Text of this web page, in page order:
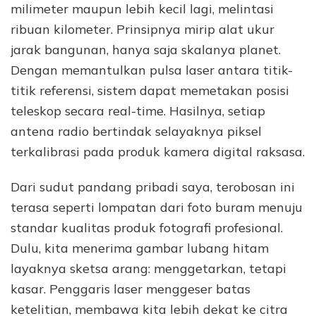
milimeter maupun lebih kecil lagi, melintasi
ribuan kilometer. Prinsipnya mirip alat ukur
jarak bangunan, hanya saja skalanya planet.
Dengan memantulkan pulsa laser antara titik-
titik referensi, sistem dapat memetakan posisi
teleskop secara real-time. Hasilnya, setiap
antena radio bertindak selayaknya piksel
terkalibrasi pada produk kamera digital raksasa.
Dari sudut pandang pribadi saya, terobosan ini
terasa seperti lompatan dari foto buram menuju
standar kualitas produk fotografi profesional.
Dulu, kita menerima gambar lubang hitam
layaknya sketsa arang: menggetarkan, tetapi
kasar. Penggaris laser menggeser batas
ketelitian, membawa kita lebih dekat ke citra